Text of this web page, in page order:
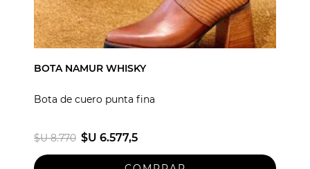
BOTA NAMUR WHISKY
Bota de cuero punta fina
$U 8.770 $U 6.577,5